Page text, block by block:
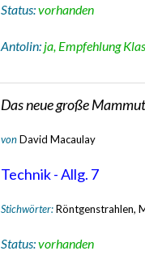
Status:vorhanden
Antolin: ja, Empfehlung
Das neue große
vonDavid Macaulay
Technik - Allg. 7
Stichwörter:Röntgenstrahlen,
Status:vorhanden